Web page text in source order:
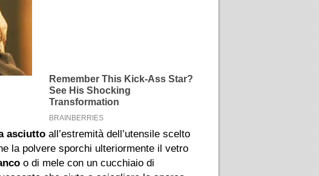
asciutto all’estremità dell’utensile scelto
la polvere sporchi ulteriormente il vetro
o di mele con un cucchiaio di